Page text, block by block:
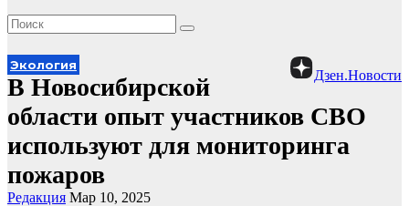
Дзен.Новости
Экология
В Новосибирской
области опыт участников СВО
используют для мониторинга
пожаров
Редакция Мар 10, 2025